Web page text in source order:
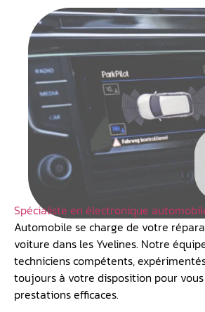
Spécialiste en électronique
Automobile se charge de votre
voiture dans les Yvelines. Notre
techniciens compétents,
toujours à votre disposition pour
prestations efficaces.